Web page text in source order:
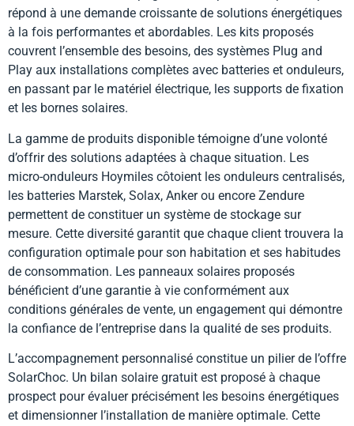
répond à une demande croissante de solutions énergétiques
à la fois performantes et abordables. Les kits proposés
couvrent l’ensemble des besoins, des systèmes Plug and
Play aux installations complètes avec batteries et onduleurs,
en passant par le matériel électrique, les supports de fixation
et les bornes solaires.
La gamme de produits disponible témoigne d’une volonté
d’offrir des solutions adaptées à chaque situation. Les
micro-onduleurs Hoymiles côtoient les onduleurs centralisés,
les batteries Marstek, Solax, Anker ou encore Zendure
permettent de constituer un système de stockage sur
mesure. Cette diversité garantit que chaque client trouvera la
configuration optimale pour son habitation et ses habitudes
de consommation. Les panneaux solaires proposés
bénéficient d’une garantie à vie conformément aux
conditions générales de vente, un engagement qui démontre
la confiance de l’entreprise dans la qualité de ses produits.
L’accompagnement personnalisé constitue un pilier de l’offre
SolarChoc. Un bilan solaire gratuit est proposé à chaque
prospect pour évaluer précisément les besoins énergétiques
et dimensionner l’installation de manière optimale. Cette